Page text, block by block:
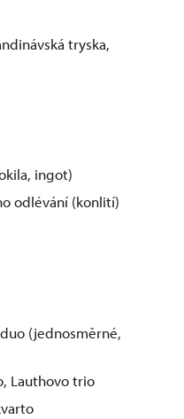
tryska,
ingot)
odlévání (konlití)
(jednosměrné,
Lauthovo trio